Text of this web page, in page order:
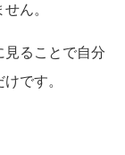
ん。
見ることで自分
です。